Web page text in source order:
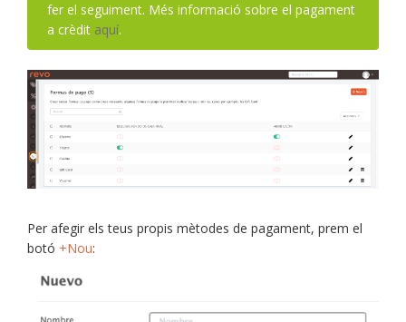
fer el seguiment. Més informació sobre el pagament
a crèdit aquí.
Per afegir els teus propis mètodes de pagament, prem el
botó +Nou: